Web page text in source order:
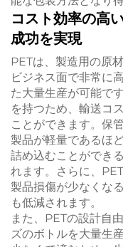
コスト効率の高
成功を実現
PETは、製造用の原
ビジネス面で非常に
た大量生産が可能で
を持つため、輸送コ
ことができます。保
製品が軽量であるほ
詰め込むことができ
れます。さらに、
製品損傷が少なくな
も低減されます。
また、PETの設計自
ズのボトルを大量生